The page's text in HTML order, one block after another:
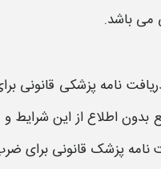
می باشد.
نامه پزشکی قانونی
بدون اطلاع از این شرایط
نامه پزشک قانونی برای